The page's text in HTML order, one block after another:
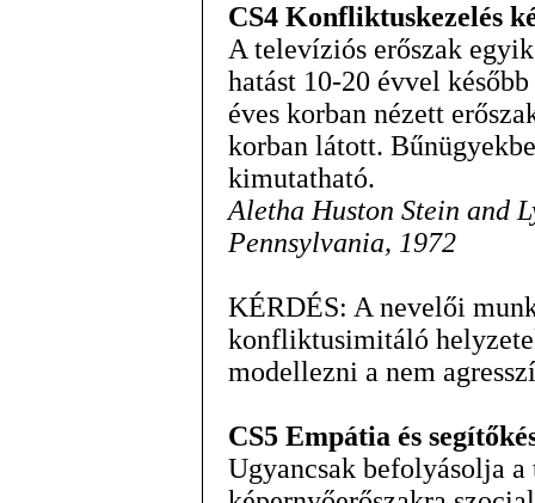
CS4 Konfliktuskezelés
A televíziós erőszak
hatást 10-20 évvel
éves korban nézett
korban látott.
kimutatható.
Aletha Huston Stein and
Pennsylvania, 1972
KÉRDÉS: A nevelői
konfliktusimitáló
modellezni a nem
CS5 Empátia és
Ugyancsak befolyásolja